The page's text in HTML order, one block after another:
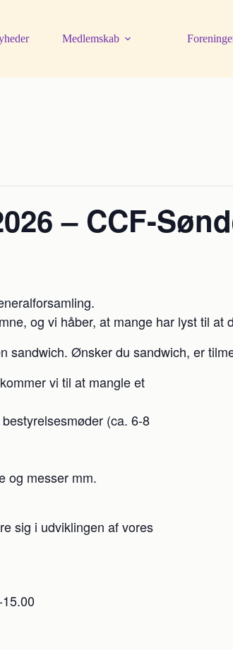
Medlemskab
– CCF-
og vi håber, at mange har lyst til
Ønsker du sandwich, er
vi til at mangle et
(ca. 6-8
og messer mm.
sig i udviklingen af vores